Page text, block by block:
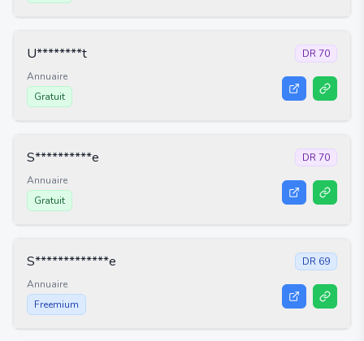
U********t DR70
Annuaire
Gratuit
S**********e DR70
Annuaire
Gratuit
S*************e DR 69
Annuaire
Freemium